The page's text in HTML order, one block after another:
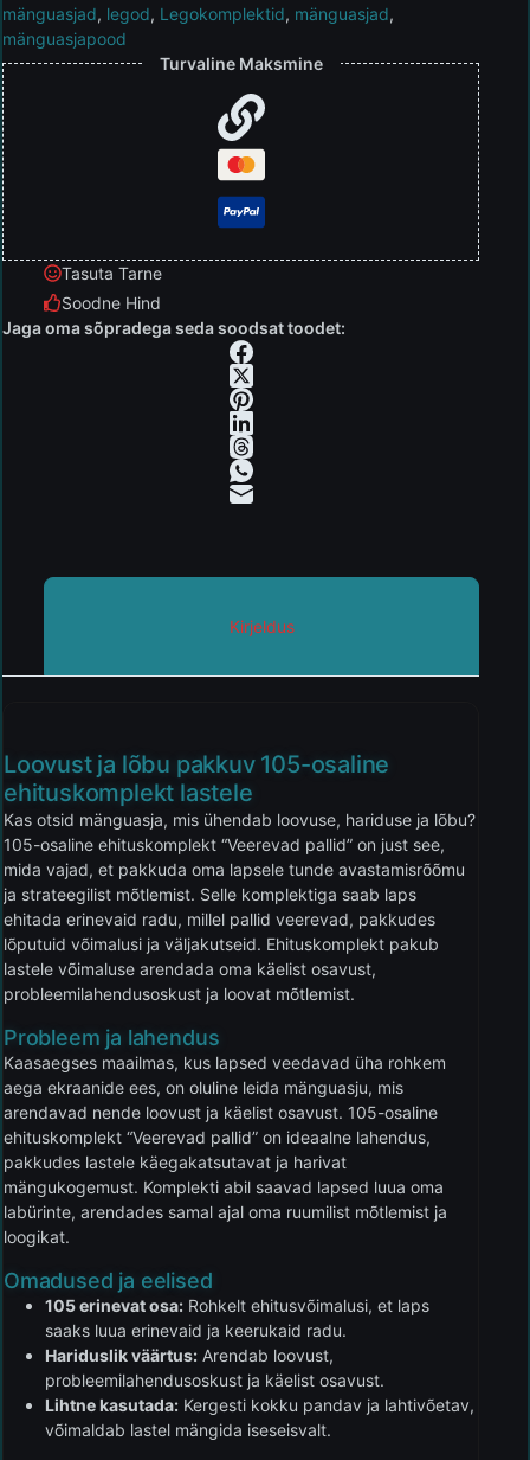
mänguasjad, legod, Legokomplektid, mänguasjad,
mänguasjapood
Turvaline Maksmine
Tasuta Tarne
Soodne Hind
Jaga oma sõpradega seda soodsat toodet:
Kirjeldus
Loovust ja lõbu pakkuv 105-osaline
ehituskomplekt lastele
Kas otsid mänguasja, mis ühendab loovuse, hariduse ja lõbu?
105-osaline ehituskomplekt “Veerevad pallid” on just see,
mida vajad, et pakkuda oma lapsele tunde avastamisrõõmu
ja strateegilist mõtlemist. Selle komplektiga saab laps
ehitada erinevaid radu, millel pallid veerevad, pakkudes
lõputuid võimalusi ja väljakutseid. Ehituskomplekt pakub
lastele võimaluse arendada oma käelist osavust,
probleemilahendusoskust ja loovat mõtlemist.
Probleem ja lahendus
Kaasaegses maailmas, kus lapsed veedavad üha rohkem
aega ekraanide ees, on oluline leida mänguasju, mis
arendavad nende loovust ja käelist osavust. 105-osaline
ehituskomplekt “Veerevad pallid” on ideaalne lahendus,
pakkudes lastele käegakatsutavat ja harivat
mängukogemust. Komplekti abil saavad lapsed luua oma
labürinte, arendades samal ajal oma ruumilist mõtlemist ja
loogikat.
Omadused ja eelised
105 erinevat osa: Rohkelt ehitusvõimalusi, et laps
saaks luua erinevaid ja keerukaid radu.
Hariduslik väärtus: Arendab loovust,
probleemilahendusoskust ja käelist osavust.
Lihtne kasutada: Kergesti kokku pandav ja lahtivõetav,
võimaldab lastel mängida iseseisvalt.